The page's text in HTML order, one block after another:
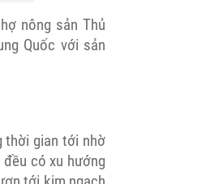
nông sản Thủ
Quốc với sản
thời gian tới nhờ
có xu hướng